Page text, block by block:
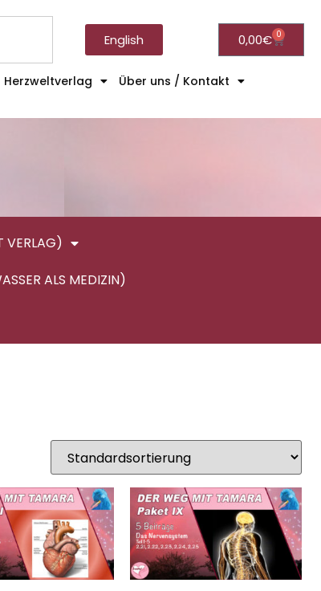
English 0,00€ 0
Herzweltverlag
Über uns / Kontakt
VERLAG)
ALS MEDIZIN)